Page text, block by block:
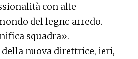
con alte
del legno arredo.
squadra».
nuova direttrice, ieri,